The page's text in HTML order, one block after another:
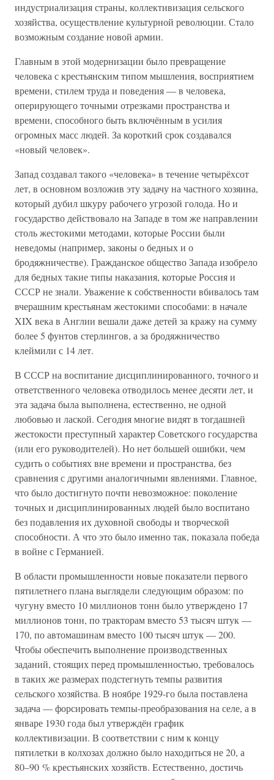
индустриализация страны, коллективизация сельского
хозяйства, осуществление культурной революции. Стало
возможным создание новой армии.
Главным в этой модернизации было превращение
человека с крестьянским типом мышления, восприятием
времени, стилем труда и поведения — в человека,
оперирующего точными отрезками пространства и
времени, способного быть включённым в усилия
огромных масс людей. За короткий срок создавался
«новый человек».
Запад создавал такого «человека» в течение четырёхсот
лет, в основном возложив эту задачу на частного хозяина,
который дубил шкуру рабочего угрозой голода. Но и
государство действовало на Западе в том же направлении
столь жестокими методами, которые России были
неведомы (например, законы о бедных и о
бродяжничестве). Гражданское общество Запада изобрело
для бедных такие типы наказания, которые Россия и
СССР не знали. Уважение к собственности вбивалось там
вчерашним крестьянам жестокими способами: в начале
XIX века в Англии вешали даже детей за кражу на сумму
более 5 фунтов стерлингов, а за бродяжничество
клеймили с 14 лет.
В СССР на воспитание дисциплинированного, точного и
ответственного человека отводилось менее десяти лет, и
эта задача была выполнена, естественно, не одной
любовью и лаской. Сегодня многие видят в тогдашней
жестокости преступный характер Советского государства
(или его руководителей). Но нет большей ошибки, чем
судить о событиях вне времени и пространства, без
сравнения с другими аналогичными явлениями. Главное,
что было достигнуто почти невозможное: поколение
точных и дисциплинированных людей было воспитано
без подавления их духовной свободы и творческой
способности. А что это было именно так, показала победа
в войне с Германией.
В области промышленности новые показатели первого
пятилетнего плана выглядели следующим образом: по
чугуну вместо 10 миллионов тонн было утверждено 17
миллионов тонн, по тракторам вместо 53 тысяч штук —
170, по автомашинам вместо 100 тысяч штук — 200.
Чтобы обеспечить выполнение производственных
заданий, стоящих перед промышленностью, требовалось
в таких же размерах подстегнуть темпы развития
сельского хозяйства. В ноябре 1929-го была поставлена
задача — форсировать темпы-преобразования на селе, а в
январе 1930 года был утверждён график
коллективизации. В соответствии с ним к концу
пятилетки в колхозах должно было находиться не 20, а
80–90 % крестьянских хозяйств. Естественно, достичь